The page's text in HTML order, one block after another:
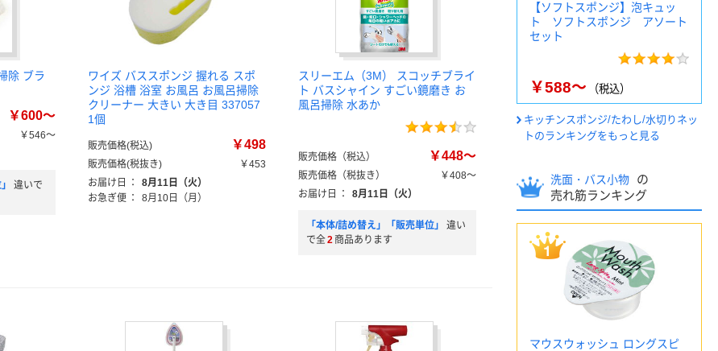
除 ブラ
￥600～
￥546～
違いで
ワイズ バススポンジ 握れる スポ
ンジ 浴槽 浴室 お風呂 お風呂掃除
クリーナー 大きい 大き目 337057
1個
販売価格(税込) ￥498
販売価格(税抜き)
￥453
お届け日
：
8月11日（火）
お急ぎ便 ： 8月10日（月）
スリーエム（3M） スコッチブライ
ト バスシャイン すごい鏡磨き お
風呂掃除 水あか
販売価格（税込） ￥448～
販売価格（税抜き）
￥408～
お届け日
： 8月11日（火）
「本体/詰め替え」「販売単位」
違い
で全2 商品あります
【ソフトスポンジ】泡キュッ
ト ソフトスポンジ アソート
セット
￥588～ （税込）
キッチンスポンジ/たわし/水切りネッ
トのランキングをもっと見る
洗面・バス小物
の
売れ筋ランキング
マウスウォッシュ ロングスピ